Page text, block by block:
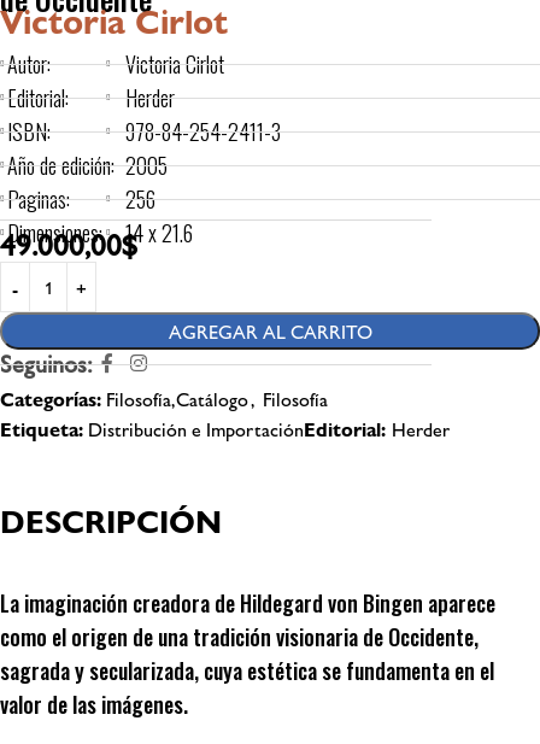
Victoria Cirlot
Autor:
Editorial:
ISBN:
Año de edición:
Paginas:
Dimensiones:
Victoria Cirlot
Herder
978-84-254-2411-3
2005
256
14 x 21.6
49.000,00$
AGREGAR AL CARRITO
Seguinos:
Categorías: Filosofía,Catálogo, Filosofía
Etiqueta: Distribución e ImportaciónEditorial: Herder
DESCRIPCIÓN
La imaginación creadora de Hildegard von Bingen aparece
como el origen de una tradición visionaria de Occidente,
sagrada y secularizada, cuya estética se fundamenta en el
valor de las imágenes.